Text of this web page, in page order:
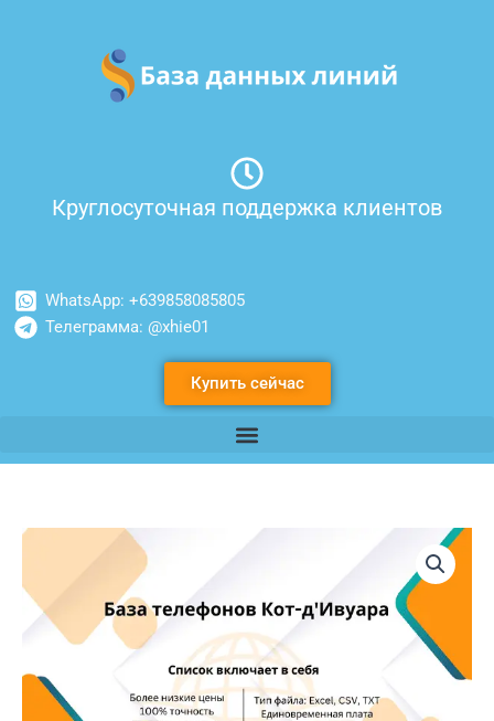
содержимому
Круглосуточная поддержка клиентов
WhatsApp: +639858085805
Телеграмма: @xhie01
Купить сейчас
Количество
телефонов
Кот-
д'Ивуара
Пакет